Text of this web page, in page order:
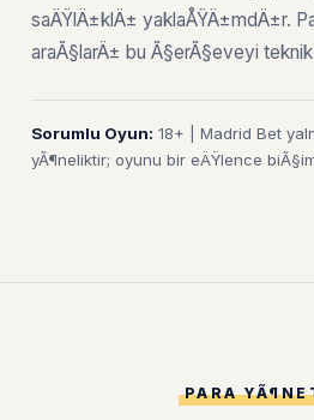
saÄŸlÄ±klÄ± yaklaÅŸÄ±mdÄ±r.
araÃ§larÄ± bu Ã§erÃ§eveyi
Sorumlu Oyun: 18+ | Madrid Bet
yÃ¶neliktir; oyunu bir eÄŸlence
PARA